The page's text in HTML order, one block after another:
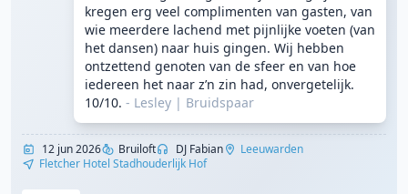
kregen erg veel complimenten van gasten, van
wie meerdere lachend met pijnlijke voeten (van
het dansen) naar huis gingen. Wij hebben
ontzettend genoten van de sfeer en van hoe
iedereen het naar z’n zin had, onvergetelijk.
10/10. - Lesley | Bruidspaar
12 jun 2026 Bruiloft DJ Fabian
Leeuwarden
Fletcher Hotel Stadhouderlijk Hof